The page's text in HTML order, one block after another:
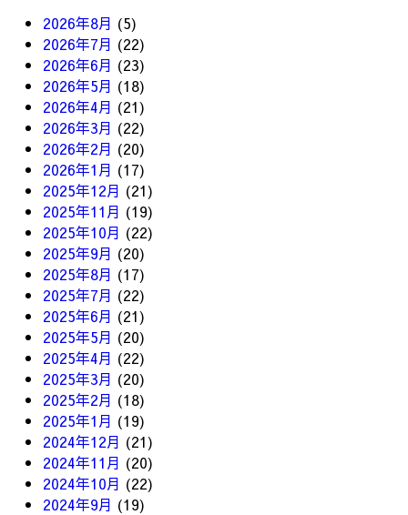
2026年8月 (5)
2026年7月 (22)
2026年6月 (23)
2026年5月 (18)
2026年4月 (21)
2026年3月 (22)
2026年2月 (20)
2026年1月 (17)
2025年12月 (21)
2025年11月 (19)
2025年10月 (22)
2025年9月 (20)
2025年8月 (17)
2025年7月 (22)
2025年6月 (21)
2025年5月 (20)
2025年4月 (22)
2025年3月 (20)
2025年2月 (18)
2025年1月 (19)
2024年12月 (21)
2024年11月 (20)
2024年10月 (22)
2024年9月 (19)